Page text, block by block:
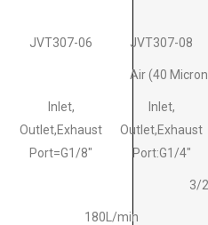
JVT307-06 JVT307-08
Air (40
Inlet,
Outlet,Exhaust
Port=G1/8″
Inlet,
Outlet,Exhaust
Port:G1/4″
3/
180L/min